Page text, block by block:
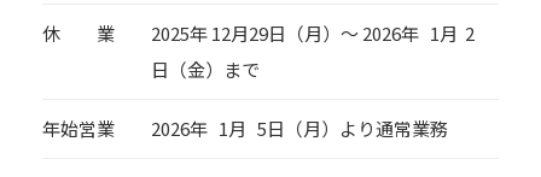
休 業
2025年 12月29日（月）～ 2026年 1月 2
日（金）まで
年始営業 2026年 1月 5日（月）より通常業務